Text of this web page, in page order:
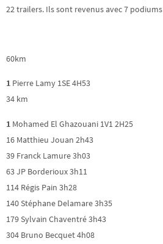
22 trailers. Ils sont revenus avec 7 podiums
60km
1 Pierre Lamy 1SE 4H53
34 km
1 Mohamed El Ghazouani 1V1 2H25
16 Matthieu Jouan 2h43
39 Franck Lamure 3h03
63 JP Borderioux 3h11
114 Régis Pain 3h28
140 Stéphane Delamare 3h35
179 Sylvain Chaventré 3h43
304 Bruno Becquet 4h08